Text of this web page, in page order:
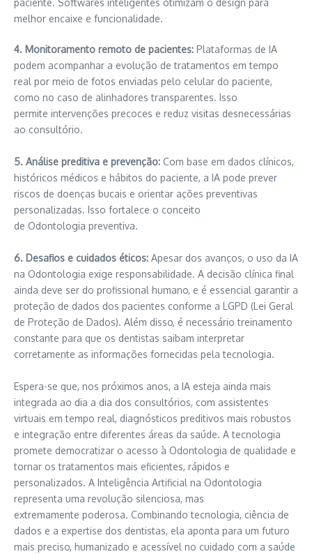
paciente. Softwares inteligentes otimizam o design para
melhor encaixe e funcionalidade.
4. Monitoramento remoto de pacientes: Plataformas de IA
podem acompanhar a evolução de tratamentos em tempo
real por meio de fotos enviadas pelo celular do paciente,
como no caso de alinhadores transparentes. Isso
permite intervenções precoces e reduz visitas desnecessárias
ao consultório.
5. Análise preditiva e prevenção: Com base em dados clínicos,
históricos médicos e hábitos do paciente, a IA pode prever
riscos de doenças bucais e orientar ações preventivas
personalizadas. Isso fortalece o conceito
de Odontologia preventiva.
6. Desafios e cuidados éticos: Apesar dos avanços, o uso da IA
na Odontologia exige responsabilidade. A decisão clínica final
ainda deve ser do profissional humano, e é essencial garantir a
proteção de dados dos pacientes conforme a LGPD (Lei Geral
de Proteção de Dados). Além disso, é necessário treinamento
constante para que os dentistas saibam interpretar
corretamente as informações fornecidas pela tecnologia.
Espera-se que, nos próximos anos, a IA esteja ainda mais
integrada ao dia a dia dos consultórios, com assistentes
virtuais em tempo real, diagnósticos preditivos mais robustos
e integração entre diferentes áreas da saúde. A tecnologia
promete democratizar o acesso à Odontologia de qualidade e
tornar os tratamentos mais eficientes, rápidos e
personalizados. A Inteligência Artificial na Odontologia
representa uma revolução silenciosa, mas
extremamente poderosa. Combinando tecnologia, ciência de
dados e a expertise dos dentistas, ela aponta para um futuro
mais preciso, humanizado e acessível no cuidado com a saúde